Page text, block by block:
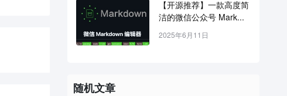
【开源推荐】一款高度简
洁的微信公众号 Mark...
2025年6月11日
随机文章